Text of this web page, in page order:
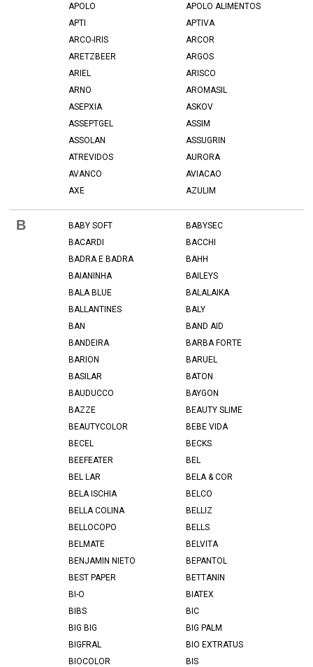
APOLO
APOLO ALIMENTOS
APTI
APTIVA
ARCO-IRIS
ARCOR
ARETZBEER
ARGOS
ARIEL
ARISCO
ARNO
AROMASIL
ASEPXIA
ASKOV
ASSEPTGEL
ASSIM
ASSOLAN
ASSUGRIN
ATREVIDOS
AURORA
AVANCO
AVIACAO
AXE
AZULIM
B BABY SOFT
BABYSEC
BACARDI
BACCHI
BADRA E BADRA
BAHH
BAIANINHA
BAILEYS
BALA BLUE
BALALAIKA
BALLANTINES
BALY
BAN
BAND AID
BANDEIRA
BARBA FORTE
BARION
BARUEL
BASILAR
BATON
BAUDUCCO
BAYGON
BAZZE
BEAUTY SLIME
BEAUTYCOLOR
BEBE VIDA
BECEL
BECKS
BEEFEATER
BEL
BEL LAR
BELA & COR
BELA ISCHIA
BELCO
BELLA COLINA
BELLIZ
BELLOCOPO
BELLS
BELMATE
BELVITA
BENJAMIN NIETO
BEPANTOL
BEST PAPER
BETTANIN
BI-O
BIATEX
BIBS
BIC
BIG BIG
BIG PALM
BIGFRAL
BIO EXTRATUS
BIOCOLOR
BIS